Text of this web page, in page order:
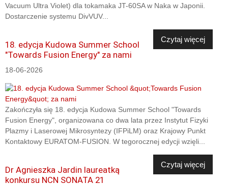
Vacuum Ultra Violet) dla tokamaka JT-60SA w Naka w Japonii.
Dostarczenie systemu DivVUV...
Czytaj więcej
18. edycja Kudowa Summer School
"Towards Fusion Energy" za nami
18-06-2026
Zakończyła się 18. edycja Kudowa Summer School "Towards
Fusion Energy", organizowana co dwa lata przez Instytut Fizyki
Plazmy i Laserowej Mikrosyntezy (IFPiLM) oraz Krajowy Punkt
Kontaktowy EURATOM-FUSION. W tegorocznej edycji wzięli...
Czytaj więcej
Dr Agnieszka Jardin laureatką
konkursu NCN SONATA 21